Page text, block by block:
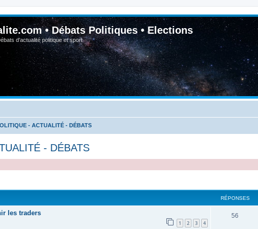
• Débats Politiques • Elections
d'actualité politique et sport
- ACTUALITÉ - DÉBATS
- DÉBATS
RÉPONSES
les traders
1 2 3 4
56